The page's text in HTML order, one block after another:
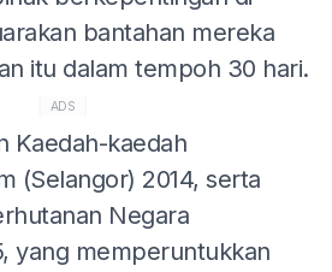
bantahan mereka
itu dalam tempoh 30 hari.
ADS
Kaedah-kaedah
(Selangor) 2014, serta
Negara
yang memperuntukkan